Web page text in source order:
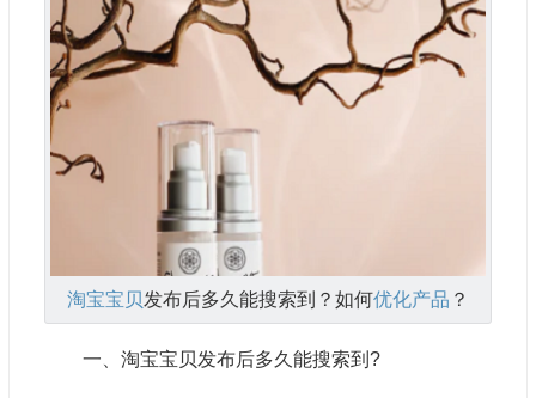
淘宝宝贝发布后多久能搜索到？如何优化产品 ？
一、淘宝宝贝发布后多久能搜索到?